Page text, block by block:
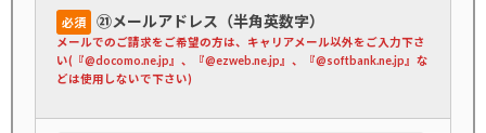
必須 ㉑メールアドレス（半角英数字）
メールでのご請求をご希望の方は、キャリアメール以外をご入力下さ
い(『@docomo.ne.jp』、『@ezweb.ne.jp』、『@softbank.ne.jp』な
どは使用しないで下さい)